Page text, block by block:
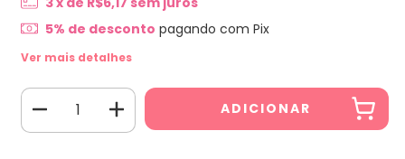
5% de desconto pagando com Pix
Ver mais detalhes